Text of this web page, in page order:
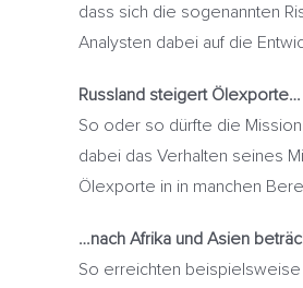
dass sich die sogenannten
Analysten dabei auf die
Russland steigert Ölexporte…
So oder so dürfte die
dabei das Verhalten seines
Ölexporte in in manchen
…nach Afrika und Asien
So erreichten